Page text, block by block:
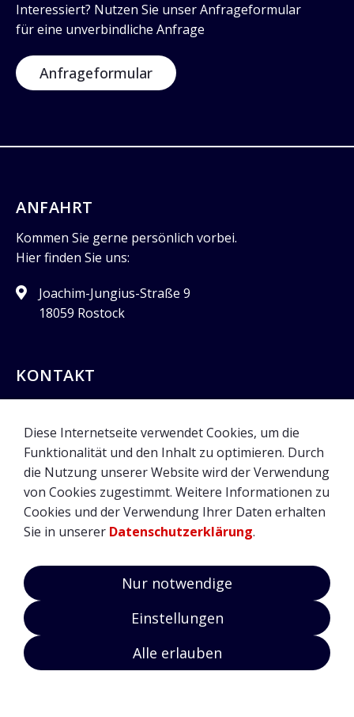
Interessiert? Nutzen Sie unser Anfrageformular
für eine unverbindliche Anfrage
Anfrageformular
ANFAHRT
Kommen Sie gerne persönlich vorbei.
Hier finden Sie uns:
Joachim-Jungius-Straße 9
18059 Rostock
KONTAKT
einen Termin vereinbaren?
0381 33718928
0174 4980623
info@finanzierungen-leasing.de
ÖFFNUNGSZEITEN
Hier finden Sie unsere Öffnungszeiten.
Wir begrüßen Sie von:
Mo – Fr: 08.00 – 18.00 Uhr
Diese Internetseite verwendet Cookies, um die
Funktionalität und den Inhalt zu optimieren. Durch
die Nutzung unserer Website wird der Verwendung
von Cookies zugestimmt. Weitere Informationen zu
Cookies und der Verwendung Ihrer Daten erhalten
Sie in unserer Datenschutzerklärung.
Nur notwendige
Einstellungen
Alle erlauben